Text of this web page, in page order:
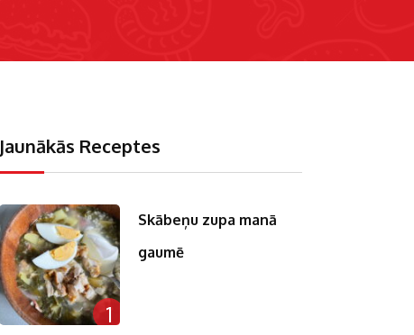
Jaunākās Receptes
1
Skābeņu zupa manā
gaumē